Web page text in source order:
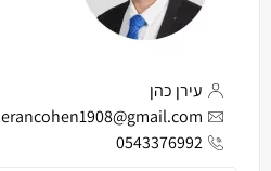
עירן כהן
erancohen1908@gmail.com
0543376992